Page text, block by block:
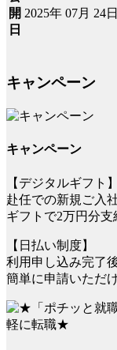
開
日
2025年 07月 24日
キャンペーン
キャンペーン
【デジタルギフト】
赴任での新規ご入
ギフトで2万円分支
【日払い制度】
利用申し込み完了
簡単に申請いただ